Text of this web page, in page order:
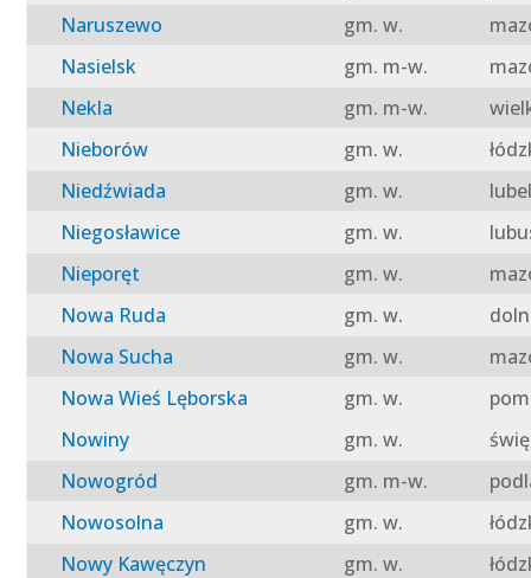
Naruszewo
gm. w.
Nasielsk
gm. m-w.
Nekla
gm. m-w.
Nieborów
gm. w.
Niedźwiada
gm. w.
Niegosławice
gm. w.
Nieporęt
gm. w.
Nowa Ruda
gm. w.
Nowa Sucha
gm. w.
Nowa Wieś Lęborska
gm. w.
Nowiny
gm. w.
Nowogród
gm. m-w.
Nowosolna
gm. w.
Nowy Kawęczyn
gm. w.